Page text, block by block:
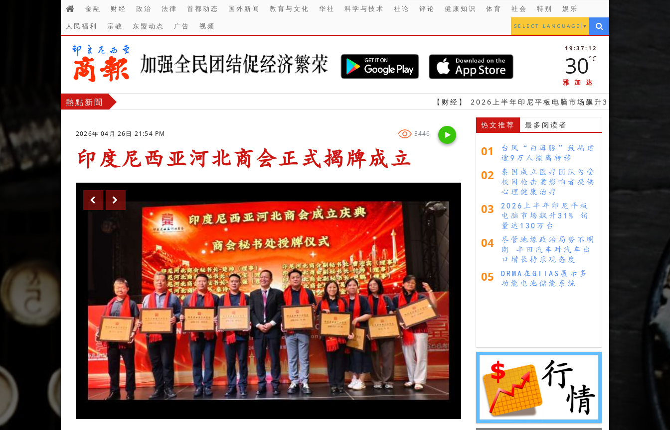
金融 财经 政治 法律 首都动态 国外新闻 教育与文化 华社 科学与技术 社论 评论 健康知识 体育 社会 特别
娱乐
人民福利
宗教 东盟动态 广告 视频 SELECT LANGUAGE ▼
19:37:13
30°C
雅加达
熱點新聞 【财经】 2026上半年印尼平板电脑市场飙升31% 销量达130万台
2026年 04月 26日 21:54 PM 3446
印度尼西亚河北商会正式揭牌成立
热文推荐 最多阅读者
01
台风“白海豚”致福建
逾9万人撤离转移
02
泰国成立医疗团队为受
校园枪击案影响者提供
心理健康治疗
03
2026上半年印尼平板
电脑市场飙升31% 销
量达130万台
04
尽管地缘政治局势不明
朗 丰田汽车对汽车出
口增长持乐观态度
05
DRMA在GIIAS展示多
功能电池储能系统